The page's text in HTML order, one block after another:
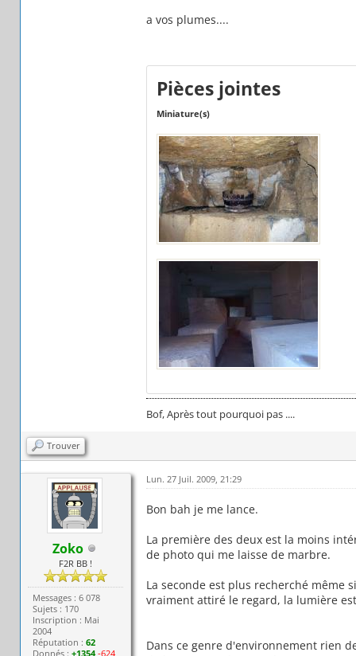
a vos plumes....
Pièces jointes
Miniature(s)
Bof, Après tout pourquoi pas ....
Trouver
Zoko
F2R BB !
Messages : 6 078
Sujets : 170
Inscription : Mai
2004
Réputation :62
Donnés :+1354 -624
Lun. 27 Juil. 2009, 21:29
Bon bah je me lance.
La première des deux est la moins
de photo qui me laisse de marbre.
La seconde est plus recherché même
vraiment attiré le regard, la lumière
Dans ce genre d'environnement rien